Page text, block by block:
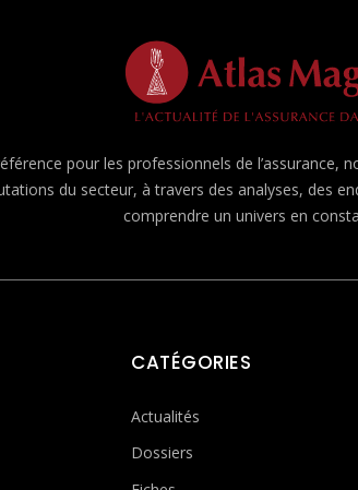
pour les professionnels de l’assurance,
du secteur, à travers des analyses, des
comprendre un univers en
CATÉGORIES
Actualités
Dossiers